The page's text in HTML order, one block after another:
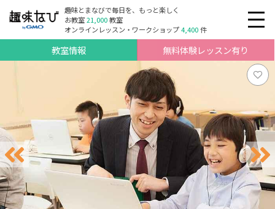
趣味とまなびで毎日を、もっと楽しく
お教室21,000教室
オンラインレッスン・ワークショップ4,400件
教室情報 無料体験レッスン有り